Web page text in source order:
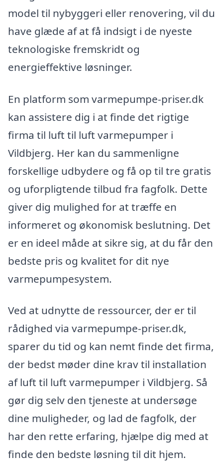
model til nybyggeri eller renovering, vil du
have glæde af at få indsigt i de nyeste
teknologiske fremskridt og
energieffektive løsninger.
En platform som varmepumpe-priser.dk
kan assistere dig i at finde det rigtige
firma til luft til luft varmepumper i
Vildbjerg. Her kan du sammenligne
forskellige udbydere og få op til tre gratis
og uforpligtende tilbud fra fagfolk. Dette
giver dig mulighed for at træffe en
informeret og økonomisk beslutning. Det
er en ideel måde at sikre sig, at du får den
bedste pris og kvalitet for dit nye
varmepumpesystem.
Ved at udnytte de ressourcer, der er til
rådighed via varmepumpe-priser.dk,
sparer du tid og kan nemt finde det firma,
der bedst møder dine krav til installation
af luft til luft varmepumper i Vildbjerg. Så
gør dig selv den tjeneste at undersøge
dine muligheder, og lad de fagfolk, der
har den rette erfaring, hjælpe dig med at
finde den bedste løsning til dit hjem.